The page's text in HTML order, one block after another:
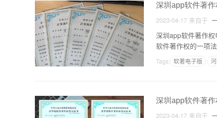
深圳app软件著
2023-04-17 来自于
深圳app软件著作
软件著作权的一项
著作权概念软件著
Tags: 软著电子版
深圳app软件著
2023-04-17 来自于